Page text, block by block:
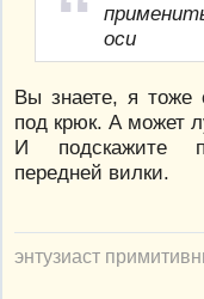
оси
Вы знаете, я тоже
под крюк. А может
И подскажите
передней вилки.
энтузиаст